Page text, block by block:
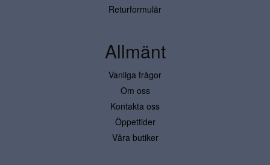
Returformulär
Allmänt
Vanliga frågor
Om oss
Kontakta oss
Öppettider
Våra butiker